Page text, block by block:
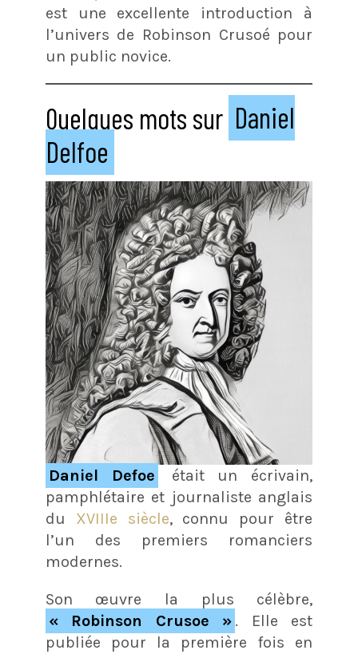
est une excellente introduction à
l’univers de Robinson Crusoé pour
un public novice.
Quelques mots sur Daniel
Delfoe
Daniel Defoe
était un écrivain,
pamphlétaire et journaliste anglais
du XVIIIe siècle, connu pour être
l’un des premiers romanciers
modernes.
Son œuvre la plus célèbre,
« Robinson Crusoe » . Elle est
publiée pour la première fois en